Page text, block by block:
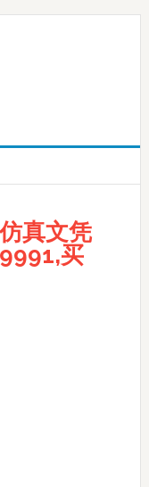
真文凭
买